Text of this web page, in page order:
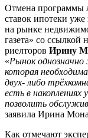
Отмена программы
ставок ипотеки
на рынке
газета» со ссылкой
риелторов Ирину
«Рынок
которая
двух- либо
есть в накоплениях
позволить
заявила Ирина
Как отмечают